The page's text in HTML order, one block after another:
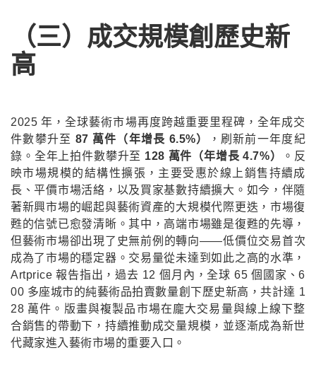
（三）成交規模創歷史新
高
2025 年，全球藝術市場再度跨越重要里程碑，全年成交
件數攀升至 87 萬件（年增長 6.5%）
，刷新前一年度紀
錄。全年上拍件數攀升至 128 萬件（年增長 4.7%）
。反
映市場規模的結構性擴張，主要受惠於線上銷售持續成
長、平價市場活絡，以及買家基數持續擴大。如今，伴隨
著新興市場的崛起與藝術資產的大規模代際更迭，市場復
甦的信號已愈發清晰。其中，高端市場雖是復甦的先導，
但藝術市場卻出現了史無前例的轉向――低價位交易首次
成為了市場的穩定器。交易量從未達到如此之高的水準，
Artprice 報告指出，過去 12 個月內，全球 65 個國家、6
00 多座城市的純藝術品拍賣數量創下歷史新高，共計達 1
28 萬件。版畫與複製品市場在龐大交易量與線上線下整
合銷售的帶動下，持續推動成交量規模，並逐漸成為新世
代藏家進入藝術市場的重要入口。